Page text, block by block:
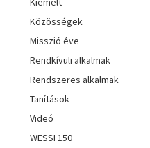
Közösségek
Misszió éve
Rendkívüli alkalmak
Rendszeres alkalmak
Tanítások
Videó
WESSI 150